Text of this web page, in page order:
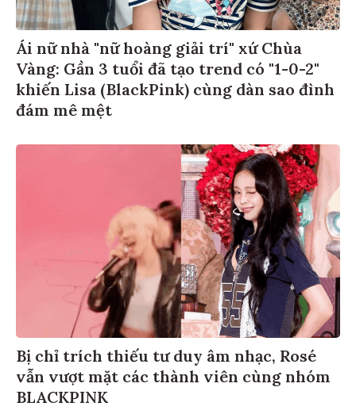
Ái nữ nhà "nữ hoàng giải trí" xứ Chùa
Vàng: Gần 3 tuổi đã tạo trend có "1-0-2"
khiến Lisa (BlackPink) cùng dàn sao đình
đám mê mệt
Bị chỉ trích thiếu tư duy âm nhạc, Rosé
vẫn vượt mặt các thành viên cùng nhóm
BLACKPINK